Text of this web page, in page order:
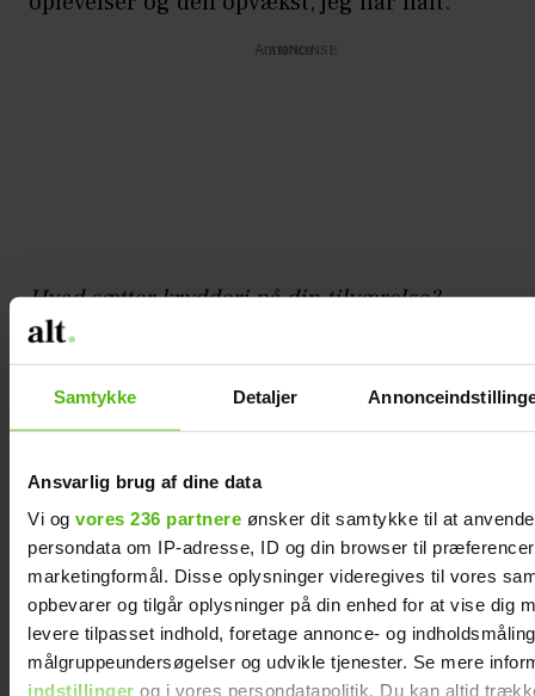
Samtykke Detaljer
Ansvarlig brug af dine data
Vi og vores 236 partnere ønsker dit samtykke til at
persondata om IP-adresse, ID og din browser til
marketingformål. Disse oplysninger videregives til vores
opbevarer og tilgår oplysninger på din enhed for at vise dig
levere tilpasset indhold, foretage annonce- og
målgruppeundersøgelser og udvikle tjenester. Se mere
indstillinger og i vores persondatapolitik. Du kan altid
Annonce
Hvad sætter krydderi på din tilværelse?
"Jeg kan godt lide at prøve nye ting. Jeg
synes, den her verden, vi lever i,
indeholder så mange fede ting, man kan
nogle ekstreme situationer, hvor de fleste
ville tænke, er du helt væk?
Jeg har f.eks. været på en overlevelsestur i
Amazonasjunglen, hvor jeg var isoleret i to
dage. Jeg kan godt lide at mærke mig selv,